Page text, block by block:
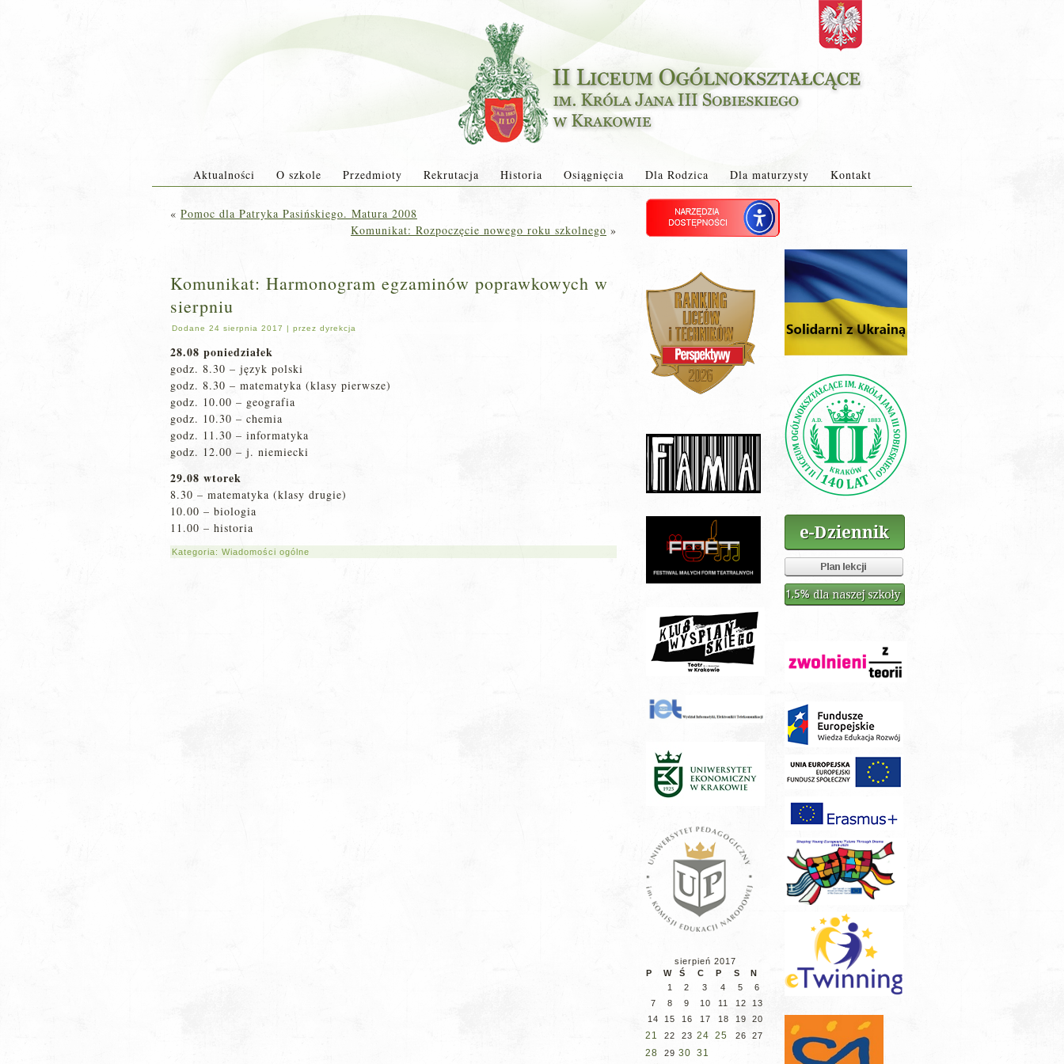
Aktualności O szkole Przedmioty Rekrutacja Historia Osiągnięcia Dla Rodzica Dla maturzysty Kontakt
« Pomoc dla Patryka Pasińskiego. Matura 2008
Komunikat: Rozpoczęcie nowego roku szkolnego »
Komunikat: Harmonogram egzaminów poprawkowych w
sierpniu
Dodane 24 sierpnia 2017 | przez dyrekcja
28.08 poniedziałek
godz. 8.30 – język polski
godz. 8.30 – matematyka (klasy pierwsze)
godz. 10.00 – geografia
godz. 10.30 – chemia
godz. 11.30 – informatyka
godz. 12.00 – j. niemiecki
29.08 wtorek
8.30 – matematyka (klasy drugie)
10.00 – biologia
11.00 – historia
Kategoria: Wiadomości ogólne
sierpień 2017
P
W Ś C P S
N
1
2 3 4 5
6
7
8 9 10 11 12
13
14
15 16 17 18 19 20
21 22 23 24 25 26 27
28 29 30 31